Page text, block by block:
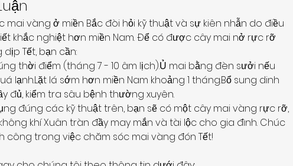
mai vàng ở miền Bắc đòi hỏi kỹ thuật và sự kiên nhẫn do điều
khắc nghiệt hơn miền Nam. Để có được cây mai nở rực rỡ
Tết, bạn cần:
thời điểm (tháng 7 - 10 âm lịch).Ủ mai bằng đèn sưởi nếu
lạnh.Lặt lá sớm hơn miền Nam khoảng 1 tháng.Bổ sung dinh
đủ, kiểm tra sâu bệnh thường xuyên.
đúng các kỹ thuật trên, bạn sẽ có một cây mai vàng rực rỡ,
khí Xuân tràn đầy may mắn và tài lộc cho gia đình. Chúc
công trong việc chăm sóc mai vàng đón Tết!